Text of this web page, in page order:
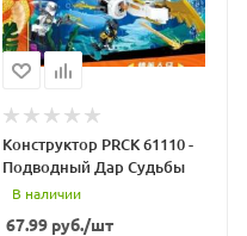
Конструктор PRCK 61110 -
Подводный Дар Судьбы
В наличии
67.99руб./шт